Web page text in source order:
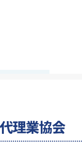
理業協会